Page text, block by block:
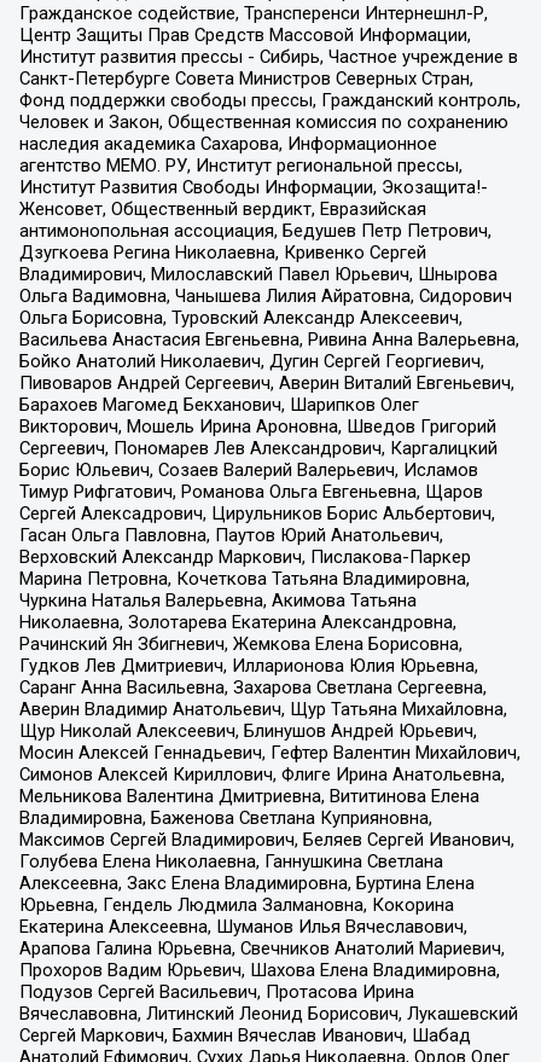
Гражданское содействие, Трансперенси Интернешнл-Р,
Центр Защиты Прав Средств Массовой Информации,
Институт развития прессы - Сибирь, Частное учреждение в
Санкт-Петербурге Совета Министров Северных Стран,
Фонд поддержки свободы прессы, Гражданский контроль,
Человек и Закон, Общественная комиссия по сохранению
наследия академика Сахарова, Информационное
агентство МЕМО. РУ, Институт региональной прессы,
Институт Развития Свободы Информации, Экозащита!-
Женсовет, Общественный вердикт, Евразийская
антимонопольная ассоциация, Бедушев Петр Петрович,
Дзугкоева Регина Николаевна, Кривенко Сергей
Владимирович, Милославский Павел Юрьевич, Шнырова
Ольга Вадимовна, Чанышева Лилия Айратовна, Сидорович
Ольга Борисовна, Туровский Александр Алексеевич,
Васильева Анастасия Евгеньевна, Ривина Анна Валерьевна,
Бойко Анатолий Николаевич, Дугин Сергей Георгиевич,
Пивоваров Андрей Сергеевич, Аверин Виталий Евгеньевич,
Барахоев Магомед Бекханович, Шарипков Олег
Викторович, Мошель Ирина Ароновна, Шведов Григорий
Сергеевич, Пономарев Лев Александрович, Каргалицкий
Борис Юльевич, Созаев Валерий Валерьевич, Исламов
Тимур Рифгатович, Романова Ольга Евгеньевна, Щаров
Сергей Алексадрович, Цирульников Борис Альбертович,
Гасан Ольга Павловна, Паутов Юрий Анатольевич,
Верховский Александр Маркович, Пислакова-Паркер
Марина Петровна, Кочеткова Татьяна Владимировна,
Чуркина Наталья Валерьевна, Акимова Татьяна
Николаевна, Золотарева Екатерина Александровна,
Рачинский Ян Збигневич, Жемкова Елена Борисовна,
Гудков Лев Дмитриевич, Илларионова Юлия Юрьевна,
Саранг Анна Васильевна, Захарова Светлана Сергеевна,
Аверин Владимир Анатольевич, Щур Татьяна Михайловна,
Щур Николай Алексеевич, Блинушов Андрей Юрьевич,
Мосин Алексей Геннадьевич, Гефтер Валентин Михайлович,
Симонов Алексей Кириллович, Флиге Ирина Анатольевна,
Мельникова Валентина Дмитриевна, Вититинова Елена
Владимировна, Баженова Светлана Куприяновна,
Максимов Сергей Владимирович, Беляев Сергей Иванович,
Голубева Елена Николаевна, Ганнушкина Светлана
Алексеевна, Закс Елена Владимировна, Буртина Елена
Юрьевна, Гендель Людмила Залмановна, Кокорина
Екатерина Алексеевна, Шуманов Илья Вячеславович,
Арапова Галина Юрьевна, Свечников Анатолий Мариевич,
Прохоров Вадим Юрьевич, Шахова Елена Владимировна,
Подузов Сергей Васильевич, Протасова Ирина
Вячеславовна, Литинский Леонид Борисович, Лукашевский
Сергей Маркович, Бахмин Вячеслав Иванович, Шабад
Анатолий Ефимович, Сухих Дарья Николаевна, Орлов Олег